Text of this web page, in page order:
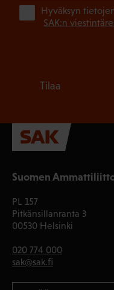
Suomen
PL 157
Pitkänsillanranta 3
00530 Helsinki
020 774 000
sak@sak.fi
Hyväksyn
SAK:n
Tilaa